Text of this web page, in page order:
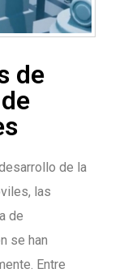
de
de la
las
de
se han
Entre